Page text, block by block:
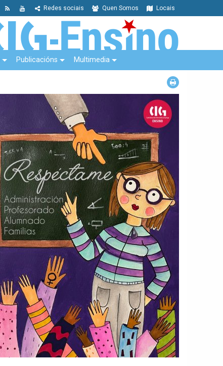
Locais
Quen Somos
Redes sociais
Publicacións Multimedia